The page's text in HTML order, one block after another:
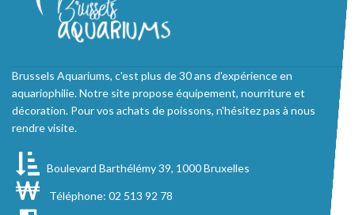
Brussels Aquariums, c'est plus de 30 ans d'expérience en
aquariophilie. Notre site propose équipement, nourriture et
décoration. Pour vos achats de poissons, n'hésitez pas à nous
rendre visite.
Boulevard Barthélémy 39, 1000 Bruxelles
Téléphone: 02 513 92 78